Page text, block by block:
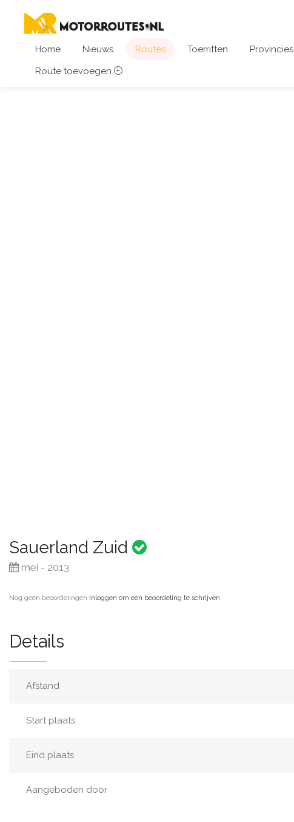
Home Nieuws Routes Toerritten Provincies
Route toevoegen
Sauerland Zuid
mei - 2013
Nog geen beoordelingen·Inloggen om een beoordeling te schrijven
Details
Afstand
Start plaats
Eind plaats
Aangeboden door